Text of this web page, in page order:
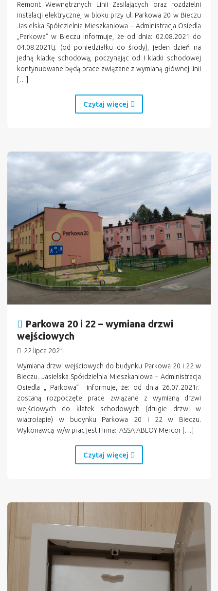
Remont Wewnętrznych Linii Zasilających oraz rozdzielni
instalacji elektrycznej w bloku przy ul. Parkowa 20 w Bieczu
Jasielska Spółdzielnia Mieszkaniowa – Administracja Osiedla
„Parkowa” w Bieczu informuje, że od dnia: 02.08.2021 do
04.08.2021tj. (od poniedziałku do środy), jeden dzień na
jedną klatkę schodową, poczynając od I klatki schodowej
kontynuowane będą prace związane z wymianą głównej linii
[…]
Czytaj więcej
Parkowa 20 i 22 – wymiana drzwi
wejściowych
22 lipca 2021
Wymiana drzwi wejściowych do budynku Parkowa 20 i 22 w
Bieczu. Jasielska Spółdzielnia Mieszkaniowa – Administracja
Osiedla „ Parkowa” informuje, że: od dnia 26.07.2021r.
zostaną rozpoczęte prace związane z wymianą drzwi
wejściowych do klatek schodowych (drugie drzwi w
wiatrołapie) w budynku Parkowa 20 i 22 w Bieczu.
Wykonawcą w/w prac jest Firma: ASSA ABLOY Mercor […]
Czytaj więcej